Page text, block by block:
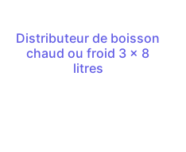
Distributeur de boisson
chaud ou froid 3 x 8
litres